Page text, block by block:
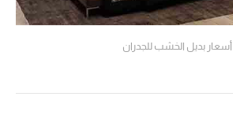
أسعار بديل الخشب للجدران